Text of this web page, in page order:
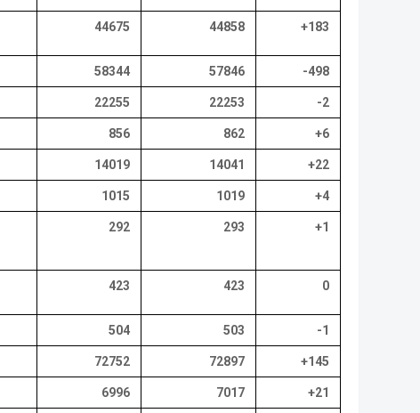
44675 44858 +183
58344 57846 -498
22255 22253 -2
856 862 +6
14019 14041 +22
1015 1019 +4
292 293 +1
423 423 0
504 503 -1
72752 72897 +145
6996 7017 +21